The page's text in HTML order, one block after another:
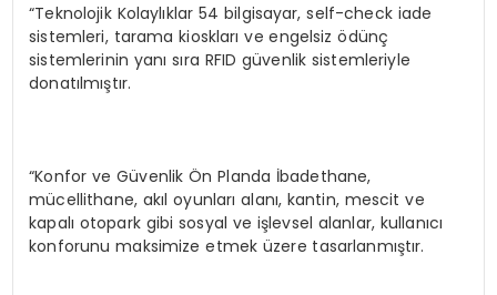
“Teknolojik Kolaylıklar 54 bilgisayar, self-check iade
sistemleri, tarama kioskları ve engelsiz ödünç
sistemlerinin yanı sıra RFID güvenlik sistemleriyle
donatılmıştır.
“Konfor ve Güvenlik Ön Planda İbadethane,
mücellithane, akıl oyunları alanı, kantin, mescit ve
kapalı otopark gibi sosyal ve işlevsel alanlar, kullanıcı
konforunu maksimize etmek üzere tasarlanmıştır.